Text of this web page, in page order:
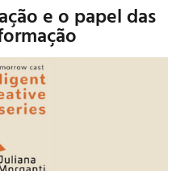
e o papel das